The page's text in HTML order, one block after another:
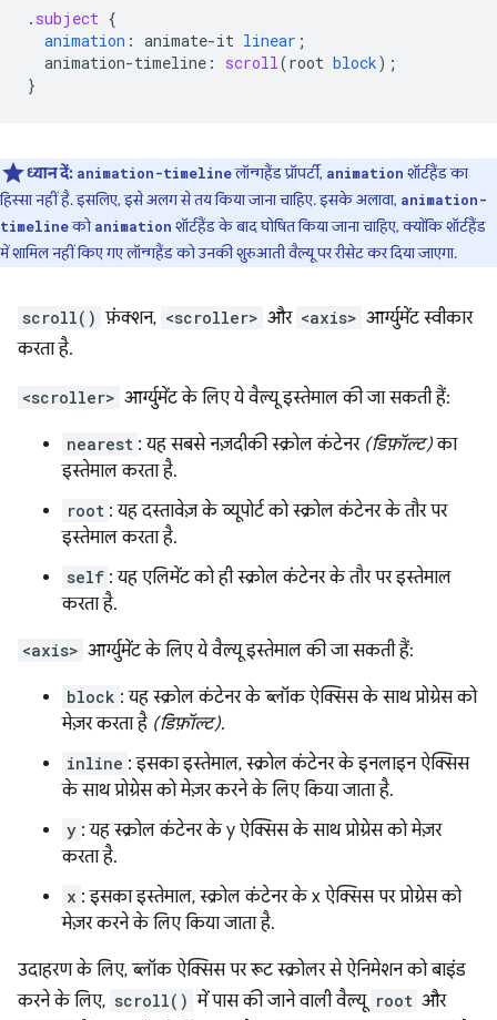
. subject {
animation : animate-it linear ;
animation-timeline : scroll(root block);
}
ध्यान दें: animation-timelineलॉन्गहैंड प्रॉपर्टी, animation शॉर्टहैंड का
हिस्सा नहीं है. इसलिए, इसे अलग से तय किया जाना चाहिए. इसके अलावा, animation-
timelineकोanimation शॉर्टहैंड के बाद घोषित किया जाना चाहिए, क्योंकि शॉर्टहैंड
में शामिल नहीं किए गए लॉन्गहैंड को उनकी शुरुआती वैल्यू पर रीसेट कर दिया जाएगा.
scroll() फ़ंक्शन, <scroller> और <axis> आर्ग्युमेंट स्वीकार
करता है.
<scroller> आर्ग्युमेंट के लिए ये वैल्यू इस्तेमाल की जा सकती हैं:
nearest : यह सबसे नज़दीकी स्क्रोल कंटेनर (डिफ़ॉल्ट)का
इस्तेमाल करता है.
root : यह दस्तावेज़ के व्यूपोर्ट को स्क्रोल कंटेनर के तौर पर
इस्तेमाल करता है.
self : यह एलिमेंट को ही स्क्रोल कंटेनर के तौर पर इस्तेमाल
करता है.
<axis> आर्ग्युमेंट के लिए ये वैल्यू इस्तेमाल की जा सकती हैं:
block : यह स्क्रोल कंटेनर के ब्लॉक ऐक्सिस के साथ प्रोग्रेस को
मेज़र करता है (डिफ़ॉल्ट).
inline : इसका इस्तेमाल, स्क्रोल कंटेनर के इनलाइन ऐक्सिस
के साथ प्रोग्रेस को मेज़र करने के लिए किया जाता है.
y : यह स्क्रोल कंटेनर के y ऐक्सिस के साथ प्रोग्रेस को मेज़र
करता है.
x : इसका इस्तेमाल, स्क्रोल कंटेनर के x ऐक्सिस पर प्रोग्रेस को
मेज़र करने के लिए किया जाता है.
उदाहरण के लिए, ब्लॉक ऐक्सिस पर रूट स्क्रोलर से ऐनिमेशन को बाइंड
करने के लिए, scroll() में पास की जाने वाली वैल्यू root और